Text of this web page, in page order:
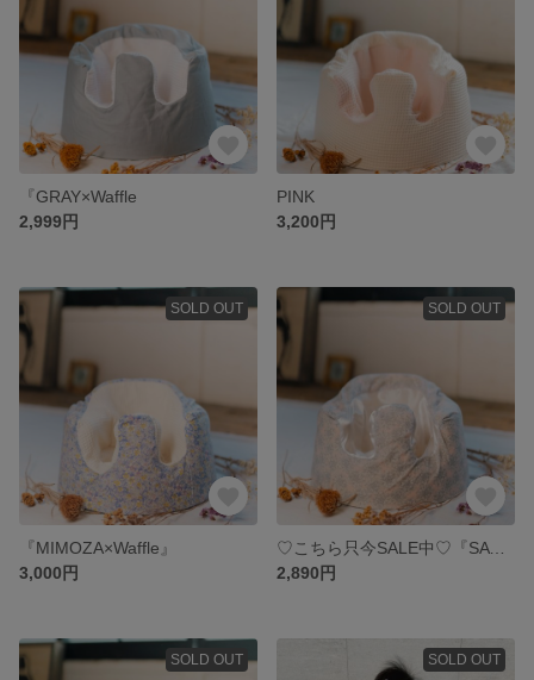
『GRAY×Waffle
2,999円
PINK
3,200円
SOLD OUT
『MIMOZA×Waffle』
3,000円
SOLD OUT
♡こちら只今SALE中♡『SATIN×FLOWER』
2,890円
SOLD OUT SOLD OUT